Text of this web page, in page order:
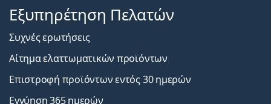
Εξυπηρέτηση Πελατών
Συχνές ερωτήσεις
Αίτημα ελαττωματικών προϊόντων
Επιστροφή προϊόντων εντός 30 ημερών
Εγγύηση 365 ημερών